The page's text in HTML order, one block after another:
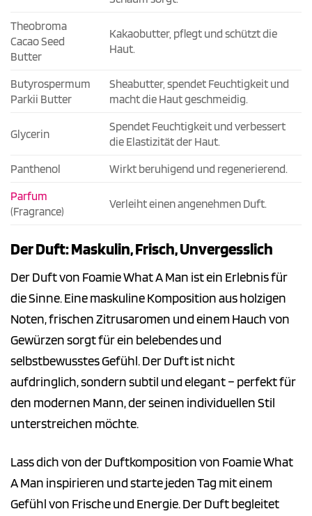
Theobroma
Cacao Seed
Butter
Kakaobutter, pflegt und schützt die
Haut.
Butyrospermum
Parkii Butter
Sheabutter, spendet Feuchtigkeit und
macht die Haut geschmeidig.
Glycerin
Spendet Feuchtigkeit und verbessert
die Elastizität der Haut.
Panthenol
Wirkt beruhigend und regenerierend.
Parfum
(Fragrance)
Verleiht einen angenehmen Duft.
Der Duft: Maskulin, Frisch, Unvergesslich
Der Duft von Foamie What A Man ist ein Erlebnis für
die Sinne. Eine maskuline Komposition aus holzigen
Noten, frischen Zitrusaromen und einem Hauch von
Gewürzen sorgt für ein belebendes und
selbstbewusstes Gefühl. Der Duft ist nicht
aufdringlich, sondern subtil und elegant – perfekt für
den modernen Mann, der seinen individuellen Stil
unterstreichen möchte.
Lass dich von der Duftkomposition von Foamie What
A Man inspirieren und starte jeden Tag mit einem
Gefühl von Frische und Energie. Der Duft begleitet